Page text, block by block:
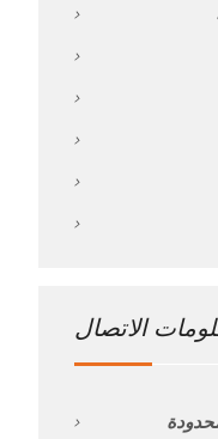
الاتصال